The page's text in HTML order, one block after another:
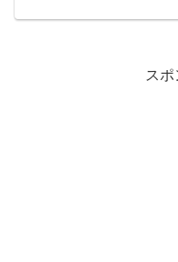
スポ